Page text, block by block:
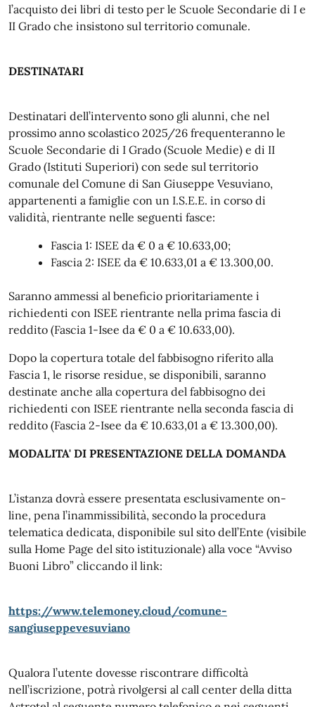
l’acquisto dei libri di testo per le Scuole Secondarie di I e
II Grado che insistono sul territorio comunale.
DESTINATARI
Destinatari dell’intervento sono gli alunni, che nel
prossimo anno scolastico 2025/26 frequenteranno le
Scuole Secondarie di I Grado (Scuole Medie) e di II
Grado (Istituti Superiori) con sede sul territorio
comunale del Comune di San Giuseppe Vesuviano,
appartenenti a famiglie con un I.S.E.E. in corso di
validità, rientrante nelle seguenti fasce:
Fascia 1: ISEE da € 0 a € 10.633,00;
Fascia 2: ISEE da € 10.633,01 a € 13.300,00.
Saranno ammessi al beneficio prioritariamente i
richiedenti con ISEE rientrante nella prima fascia di
reddito (Fascia 1-Isee da € 0 a € 10.633,00).
Dopo la copertura totale del fabbisogno riferito alla
Fascia 1, le risorse residue, se disponibili, saranno
destinate anche alla copertura del fabbisogno dei
richiedenti con ISEE rientrante nella seconda fascia di
reddito (Fascia 2-Isee da € 10.633,01 a € 13.300,00).
MODALITA' DI PRESENTAZIONE DELLA DOMANDA
L’istanza dovrà essere presentata esclusivamente on-
line, pena l’inammissibilità, secondo la procedura
telematica dedicata, disponibile sul sito dell’Ente (visibile
sulla Home Page del sito istituzionale) alla voce “Avviso
Buoni Libro” cliccando il link:
https://www.telemoney.cloud/comune-
sangiuseppevesuviano
Qualora l’utente dovesse riscontrare difficoltà
nell’iscrizione, potrà rivolgersi al call center della ditta